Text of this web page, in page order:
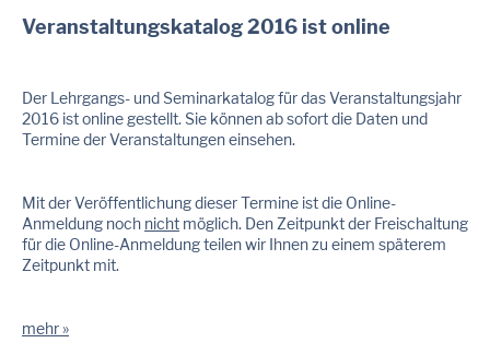
Veranstaltungskatalog 2016 ist online
Der Lehrgangs- und Seminarkatalog für das Veranstaltungsjahr
2016 ist online gestellt. Sie können ab sofort die Daten und
Termine der Veranstaltungen einsehen.
Mit der Veröffentlichung dieser Termine ist die Online-
Anmeldung noch nicht möglich. Den Zeitpunkt der Freischaltung
für die Online-Anmeldung teilen wir Ihnen zu einem späterem
Zeitpunkt mit.
mehr